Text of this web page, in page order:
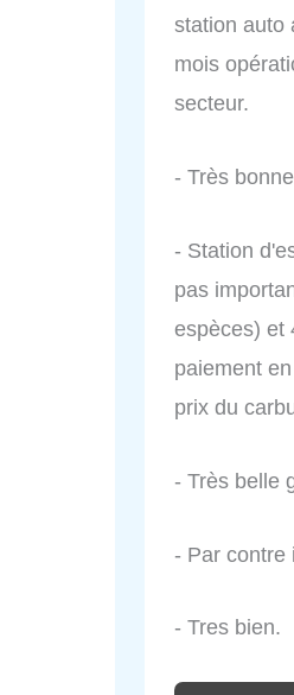
station auto
mois
secteur.
- Très
- Station
pas
espèces) et
paiement
prix du
- Très belle
- Par contre
- Tres bien.